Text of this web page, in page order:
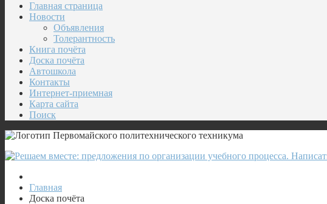
Главная страница
Новости
Объявления
Толерантность
Книга почёта
Доска почёта
Автошкола
Контакты
Интернет-приемная
Карта сайта
Поиск
Главная
Доска почёта